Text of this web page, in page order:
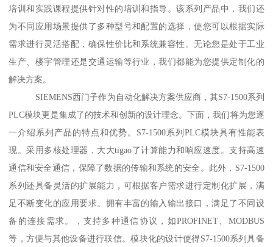
培训和实践课程提供针对性的培训和指导。该系列产品中，我们还
为不同应用场景提供了多种型号和配置的选择，使您可以根据实际
需求进行灵活搭配，确保性价比和系统兼容性。无论您是处于工业
生产、楼宇管理还是交通运输等行业，我们都能为您提供定制化的
解决方案。
SIEMENS西门子作为自动化解决方案供应商，其S7-1500系列
PLC模块更是集成了的技术和创新的设计理念。下面，我们将为您逐
一介绍系列产品的特点和优势。S7-1500系列PLC模块具有性能表
现。采用多核处理器，大大tigao了计算能力和响应速度。支持高速
通信和安全通信，保障了数据的传输和系统的安全。此外，S7-1500
系列还具备灵活的扩展能力，可根据客户需求进行定制化扩展，满
足不断变化的应用要求。拥有丰富的输入输出接口，满足了不同设
备的连接需求。，支持多种通信协议，如PROFINET、MODBUS
等，方便与其他设备进行联信。模块化的设计使得S7-1500系列具备